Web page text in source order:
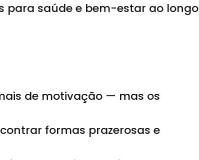
para saúde e bem-estar ao longo
de motivação — mas os
formas prazerosas e